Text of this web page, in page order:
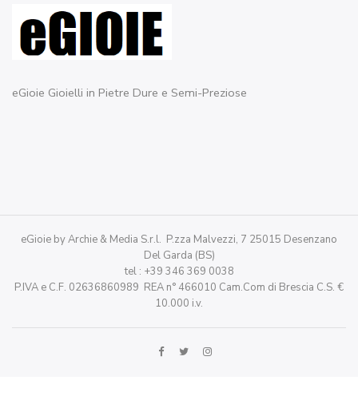
eGioie Gioielli in Pietre Dure e Semi-Preziose
eGioie by Archie & Media S.r.l. P.zza Malvezzi, 7 25015 Desenzano
Del Garda (BS)
tel : +39 346 369 0038
P.IVA e C.F. 02636860989 REA n° 466010 Cam.Com di Brescia C.S. €
10.000 i.v.